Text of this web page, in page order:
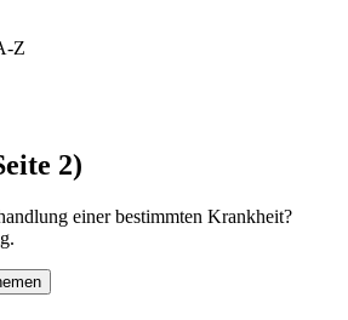
Z
2)
einer bestimmten Krankheit?